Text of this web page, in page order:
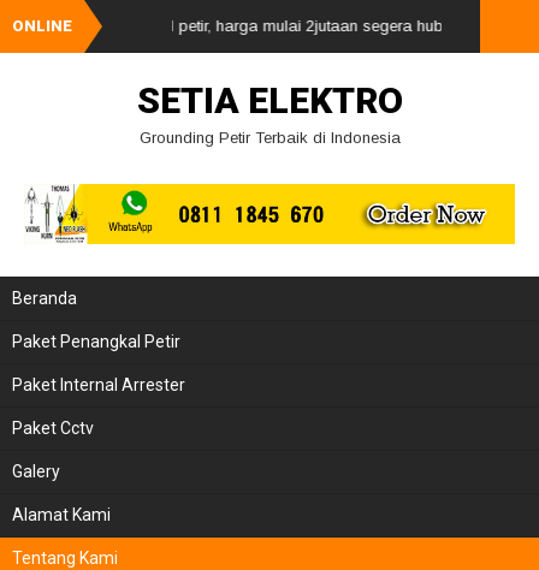
ONLINE penangkal petir, harga mulai 2jutaan segera hubungi kami via
SETIA ELEKTRO
Grounding Petir Terbaik di Indonesia
Beranda
Paket Penangkal Petir
Paket Internal Arrester
Paket Cctv
Galery
Alamat Kami
Tentang Kami